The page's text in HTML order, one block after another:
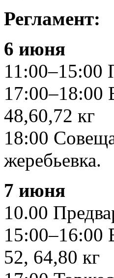
Регламент:
6 июня
11:00–15:00
17:00–18:00
48,60,72 кг
18:00
жеребьевка.
7 июня
10.00
15:00–16:00
52, 64,80 кг